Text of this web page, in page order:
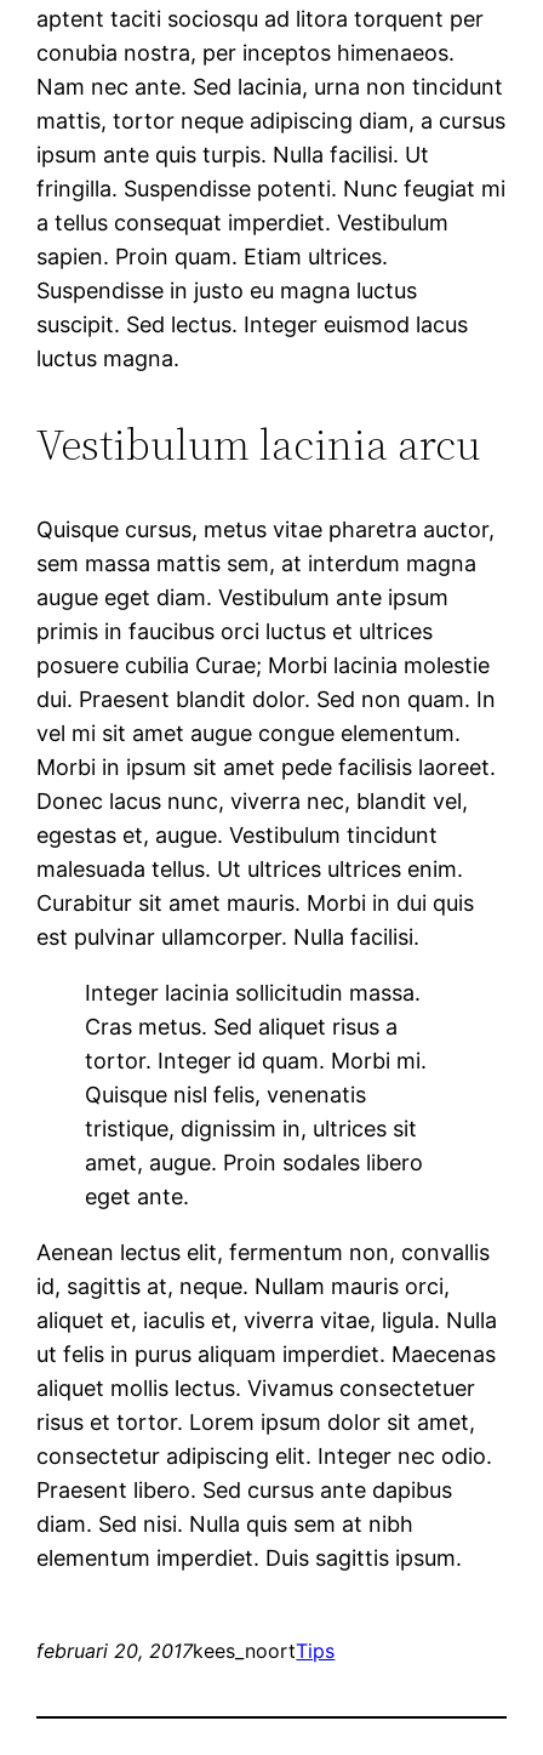
aptent taciti sociosqu ad litora torquent per
conubia nostra, per inceptos himenaeos.
Nam nec ante. Sed lacinia, urna non tincidunt
mattis, tortor neque adipiscing diam, a cursus
ipsum ante quis turpis. Nulla facilisi. Ut
fringilla. Suspendisse potenti. Nunc feugiat mi
a tellus consequat imperdiet. Vestibulum
sapien. Proin quam. Etiam ultrices.
Suspendisse in justo eu magna luctus
suscipit. Sed lectus. Integer euismod lacus
luctus magna.
Vestibulum lacinia arcu
Quisque cursus, metus vitae pharetra auctor,
sem massa mattis sem, at interdum magna
augue eget diam. Vestibulum ante ipsum
primis in faucibus orci luctus et ultrices
posuere cubilia Curae; Morbi lacinia molestie
dui. Praesent blandit dolor. Sed non quam. In
vel mi sit amet augue congue elementum.
Morbi in ipsum sit amet pede facilisis laoreet.
Donec lacus nunc, viverra nec, blandit vel,
egestas et, augue. Vestibulum tincidunt
malesuada tellus. Ut ultrices ultrices enim.
Curabitur sit amet mauris. Morbi in dui quis
est pulvinar ullamcorper. Nulla facilisi.
Integer lacinia sollicitudin massa.
Cras metus. Sed aliquet risus a
tortor. Integer id quam. Morbi mi.
Quisque nisl felis, venenatis
tristique, dignissim in, ultrices sit
amet, augue. Proin sodales libero
eget ante.
Aenean lectus elit, fermentum non, convallis
id, sagittis at, neque. Nullam mauris orci,
aliquet et, iaculis et, viverra vitae, ligula. Nulla
ut felis in purus aliquam imperdiet. Maecenas
aliquet mollis lectus. Vivamus consectetuer
risus et tortor. Lorem ipsum dolor sit amet,
consectetur adipiscing elit. Integer nec odio.
Praesent libero. Sed cursus ante dapibus
diam. Sed nisi. Nulla quis sem at nibh
elementum imperdiet. Duis sagittis ipsum.
februari 20, 2017kees_noortTips